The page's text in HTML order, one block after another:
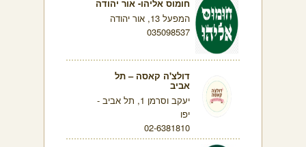
חומוס אליהו- אור יהודה
המפעל 13, אור יהודה
035098537
דולצ'ה קאסה – תל
אביב
יעקב וסרמן 1, תל אביב -
יפו
02-6381810